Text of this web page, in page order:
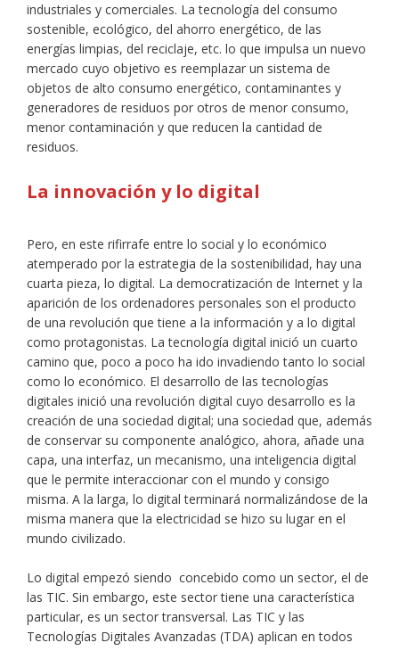
industriales y comerciales. La tecnología del consumo
sostenible, ecológico, del ahorro energético, de las
energías limpias, del reciclaje, etc. lo que impulsa un nuevo
mercado cuyo objetivo es reemplazar un sistema de
objetos de alto consumo energético, contaminantes y
generadores de residuos por otros de menor consumo,
menor contaminación y que reducen la cantidad de
residuos.
La innovación y lo digital
Pero, en este rifirrafe entre lo social y lo económico
atemperado por la estrategia de la sostenibilidad, hay una
cuarta pieza, lo digital. La democratización de Internet y la
aparición de los ordenadores personales son el producto
de una revolución que tiene a la información y a lo digital
como protagonistas. La tecnología digital inició un cuarto
camino que, poco a poco ha ido invadiendo tanto lo social
como lo económico. El desarrollo de las tecnologías
digitales inició una revolución digital cuyo desarrollo es la
creación de una sociedad digital; una sociedad que, además
de conservar su componente analógico, ahora, añade una
capa, una interfaz, un mecanismo, una inteligencia digital
que le permite interaccionar con el mundo y consigo
misma. A la larga, lo digital terminará normalizándose de la
misma manera que la electricidad se hizo su lugar en el
mundo civilizado.
Lo digital empezó siendo concebido como un sector, el de
las TIC. Sin embargo, este sector tiene una característica
particular, es un sector transversal. Las TIC y las
Tecnologías Digitales Avanzadas (TDA) aplican en todos